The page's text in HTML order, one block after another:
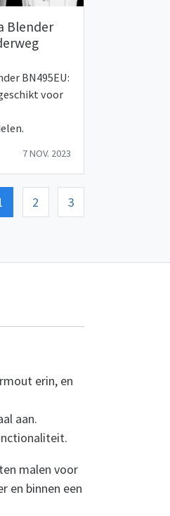
Blender
BN495EU:
voor
7 NOV. 2023
2 3
erin, en
aan.
malen voor
en binnen een